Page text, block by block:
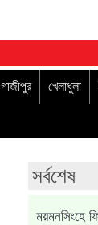
গাজীপুর খেলাধুলা
সর্বশেষ
ময়মনসিংহে